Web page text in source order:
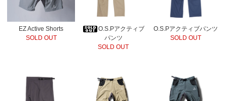
EZ Active Shorts
SOLD OUT
O.S.Pアクティブ
パンツ
SOLD OUT
O.S.Pアクティブパンツ
SOLD OUT